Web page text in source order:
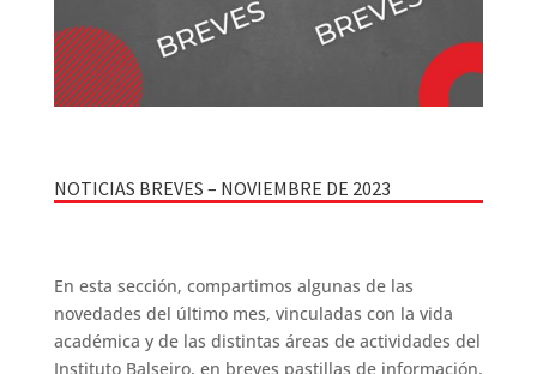
NOTICIAS BREVES – NOVIEMBRE DE 2023
En esta sección, compartimos algunas de las
novedades del último mes, vinculadas con la vida
académica y de las distintas áreas de actividades del
Instituto Balseiro, en breves pastillas de información.